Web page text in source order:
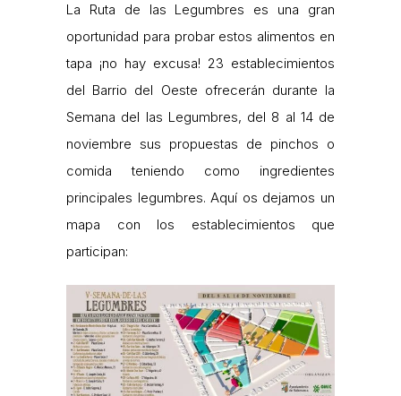
La Ruta de las Legumbres es una gran
oportunidad para probar estos alimentos en
tapa ¡no hay excusa! 23 establecimientos
del Barrio del Oeste ofrecerán durante la
Semana del las Legumbres, del 8 al 14 de
noviembre sus propuestas de pinchos o
comida teniendo como ingredientes
principales legumbres. Aquí os dejamos un
mapa con los establecimientos que
participan: